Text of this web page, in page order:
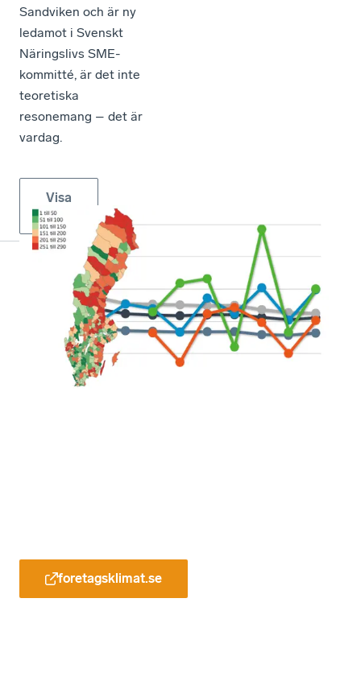
Sandviken och är ny
ledamot i Svenskt
Näringslivs SME-
kommitté, är det inte
teoretiska
resonemang – det är
vardag.
Visa
fler
foretagsklimat.se